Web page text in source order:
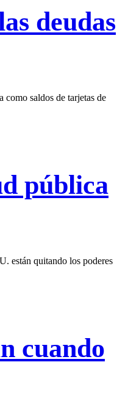
deudas
como saldos de tarjetas de
pública
están quitando los poderes
cuando